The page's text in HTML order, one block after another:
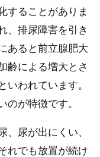
することがありま
、排尿障害を引き
あると前立腺肥大
齢による増大とさ
われています。
のが特徴です。
、尿が出にくい、
れでも放置が続け